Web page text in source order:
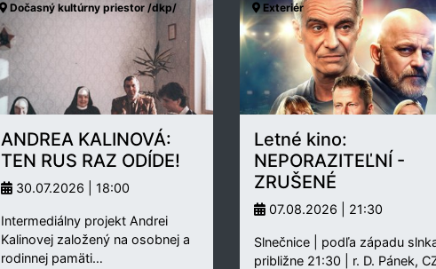
Dočasný kultúrny priestor /dkp/
ANDREA KALINOVÁ:
TEN RUS RAZ ODÍDE!
30.07.2026 | 18:00
Intermediálny projekt Andrei
Kalinovej založený na osobnej a
rodinnej pamäti…
Exteriér
Letné kino:
NEPORAZITEĽNÍ -
ZRUŠENÉ
07.08.2026 | 21:30
Slnečnice | podľa západu
približne 21:30 | r. D. Pánek,